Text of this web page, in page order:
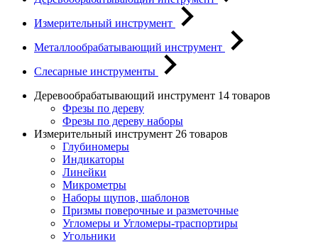
Измерительный инструмент
Металлообрабатывающий инструмент
Слесарные инструменты
Деревообрабатывающий инструмент 14 товаров
Фрезы по дереву
Фрезы по дереву наборы
Измерительный инструмент 26 товаров
Глубиномеры
Индикаторы
Линейки
Микрометры
Наборы щупов, шаблонов
Призмы поверочные и разметочные
Угломеры и Угломеры-траспортиры
Угольники